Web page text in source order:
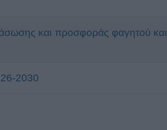
και προσφοράς φαγητού και
2030